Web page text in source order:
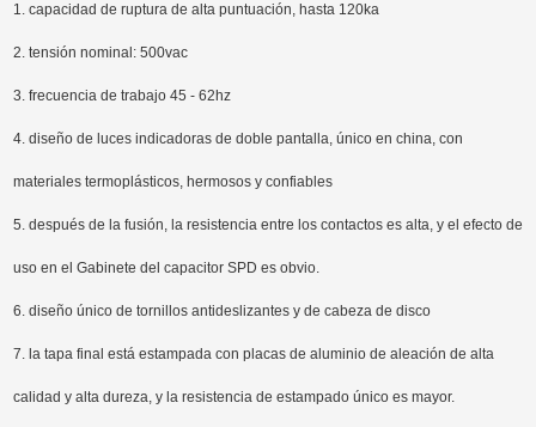
1. capacidad de ruptura de alta puntuación, hasta 120ka
2. tensión nominal: 500vac
3. frecuencia de trabajo 45 - 62hz
4. diseño de luces indicadoras de doble pantalla, único en china, con
materiales termoplásticos, hermosos y confiables
5. después de la fusión, la resistencia entre los contactos es alta, y el efecto de
uso en el Gabinete del capacitor SPD es obvio.
6. diseño único de tornillos antideslizantes y de cabeza de disco
7. la tapa final está estampada con placas de aluminio de aleación de alta
calidad y alta dureza, y la resistencia de estampado único es mayor.